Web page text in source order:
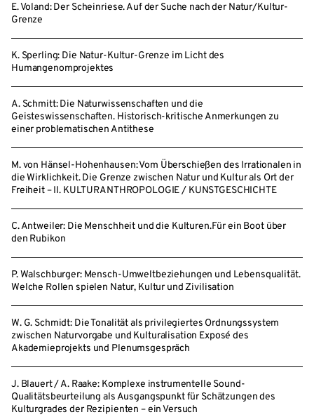
E. Voland: Der Scheinriese. Auf der Suche nach der Natur/Kultur-
Grenze
K. Sperling: Die Natur-Kultur-Grenze im Licht des
Humangenomprojektes
A. Schmitt: Die Naturwissenschaften und die
Geisteswissenschaften. Historisch-kritische Anmerkungen zu
einer problematischen Antithese
M. von Hänsel-Hohenhausen: Vom Überschießen des Irrationalen in
die Wirklichkeit. Die Grenze zwischen Natur und Kultur als Ort der
Freiheit – II. KULTURANTHROPOLOGIE / KUNSTGESCHICHTE
C. Antweiler: Die Menschheit und die Kulturen.Für ein Boot über
den Rubikon
P. Walschburger: Mensch-Umweltbeziehungen und Lebensqualität.
Welche Rollen spielen Natur, Kultur und Zivilisation
W. G. Schmidt: Die Tonalität als privilegiertes Ordnungssystem
zwischen Naturvorgabe und Kulturalisation Exposé des
Akademieprojekts und Plenumsgespräch
J. Blauert / A. Raake: Komplexe instrumentelle Sound-
Qualitätsbeurteilung als Ausgangspunkt für Schätzungen des
Kulturgrades der Rezipienten – ein Versuch